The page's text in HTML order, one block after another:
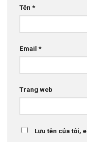
Tên *
Email *
Trang web
Lưu tên của tôi,